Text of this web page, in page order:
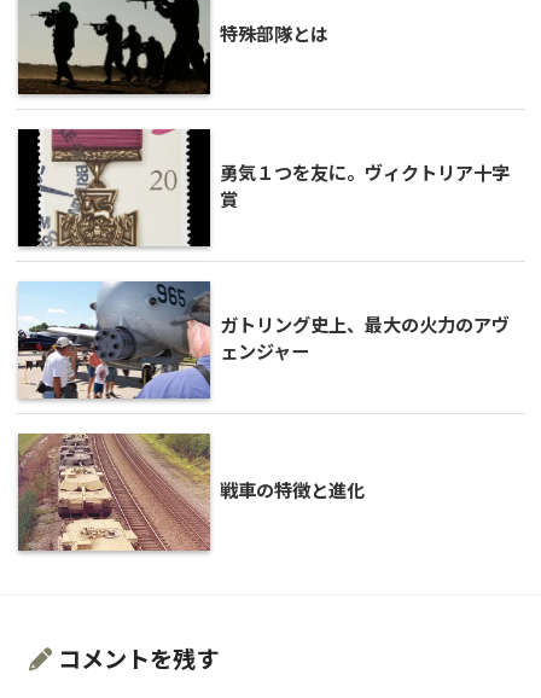
特殊部隊とは
勇気１つを友に。ヴィクトリア十字
賞
ガトリング史上、最大の火力のアヴ
ェンジャー
戦車の特徴と進化
コメントを残す